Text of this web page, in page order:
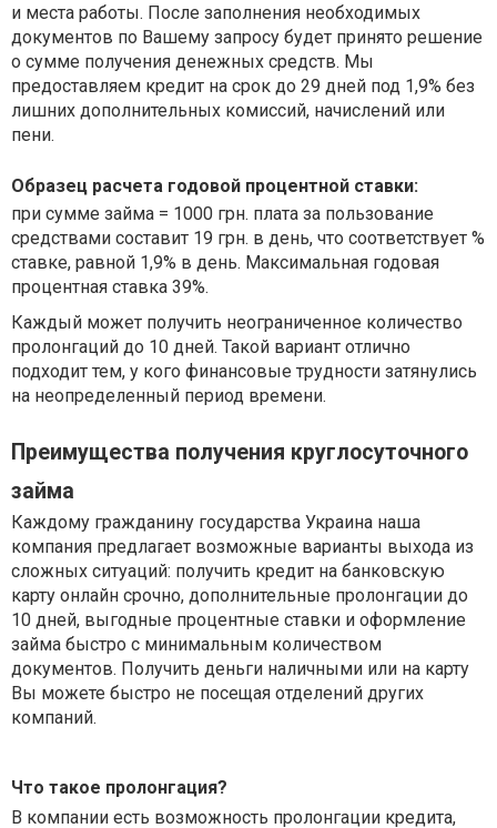
и места работы. После заполнения необходимых
документов по Вашему запросу будет принято решение
о сумме получения денежных средств. Мы
предоставляем кредит на срок до 29 дней под 1,9% без
лишних дополнительных комиссий, начислений или
пени.
Образец расчета годовой процентной ставки:
при сумме займа = 1000 грн. плата за пользование
средствами составит 19 грн. в день, что соответствует %
ставке, равной 1,9% в день. Максимальная годовая
процентная ставка 39%.
Каждый может получить неограниченное количество
пролонгаций до 10 дней. Такой вариант отлично
подходит тем, у кого финансовые трудности затянулись
на неопределенный период времени.
Преимущества получения круглосуточного
займа
Каждому гражданину государства Украина наша
компания предлагает возможные варианты выхода из
сложных ситуаций: получить кредит на банковскую
карту онлайн срочно, дополнительные пролонгации до
10 дней, выгодные процентные ставки и оформление
займа быстро с минимальным количеством
документов. Получить деньги наличными или на карту
Вы можете быстро не посещая отделений других
компаний.
Что такое пролонгация?
В компании есть возможность пролонгации кредита,